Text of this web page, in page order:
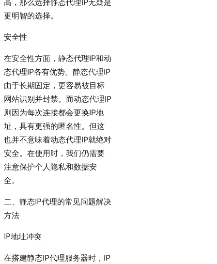
高，那么选择静态代理IP无疑是
更明智的选择。
安全性
在安全性方面，静态代理IP和动
态代理IP各有优势。静态代理IP
由于长期固定，更容易被目标
网站识别并封禁。而动态代理IP
则因为每次连接都会更换IP地
址，具有更强的匿名性。但这
也并不意味着动态代理IP就绝对
安全。在使用时，我们仍需要
注意保护个人隐私和数据安
全。
二、静态IP代理的常见问题解决
方法
IP地址冲突
在搭建静态IP代理服务器时，IP